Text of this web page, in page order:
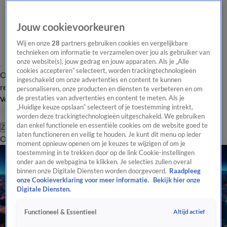
Overzicht Laatste nieuws Regionieuws Het beste van Hart
Tip de
redactie
Volg Hart van Nederland
Zoeken
OverzichtRegioUitzendingenWeerTip de redactiePanelVideo's
Jouw cookievoorkeuren
Wij en onze28 partners gebruiken cookies en vergelijkbare
technieken om informatie te verzamelen over jou als gebruiker van
onze website(s), jouw gedrag en jouw apparaten. Als je „Alle
cookies accepteren” selecteert, worden trackingtechnologieën
ingeschakeld om onze advertenties en content te kunnen
personaliseren, onze producten en diensten te verbeteren en om
de prestaties van advertenties en content te meten. Als je
„Huidige keuze opslaan” selecteert of je toestemming intrekt,
worden deze trackingtechnologieën uitgeschakeld. We gebruiken
dan enkel functionele en essentiële cookies om de website goed te
laten functioneren en veilig te houden. Je kunt dit menu op ieder
moment opnieuw openen om je keuzes te wijzigen of om je
toestemming in te trekken door op de link Cookie-instellingen
onder aan de webpagina te klikken. Je selecties zullen overal
binnen onze Digitale Diensten worden doorgevoerd. Raadpleeg
onze Cookieverklaring voor meer informatie.
Bekijk hier onze
Digitale Diensten.
Functioneel & Essentieel Altijd actief